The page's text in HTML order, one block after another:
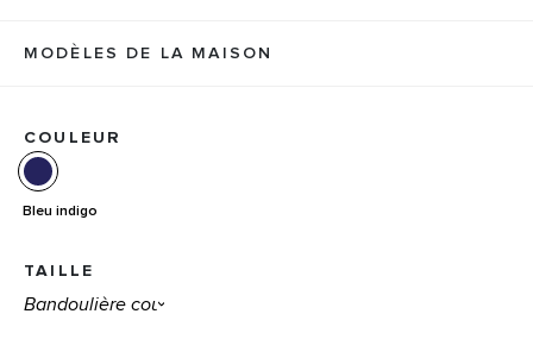
MODÈLES DE LA MAISON
COULEUR
Bleu indigo
TAILLE